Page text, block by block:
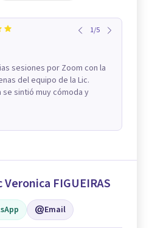
1/5
sesiones por Zoom con la
del equipo de la Lic.
se sintió muy cómoda y
FIGUEIRAS
Email